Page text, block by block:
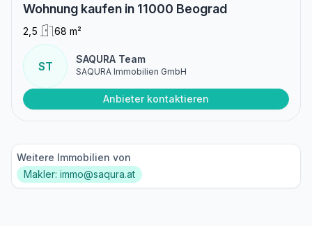
Wohnung kaufen in 11000 Beograd
2,5 68 m²
ST
SAQURA Team
SAQURA Immobilien GmbH
Anbieter kontaktieren
Weitere Immobilien von
Makler: immo@saqura.at